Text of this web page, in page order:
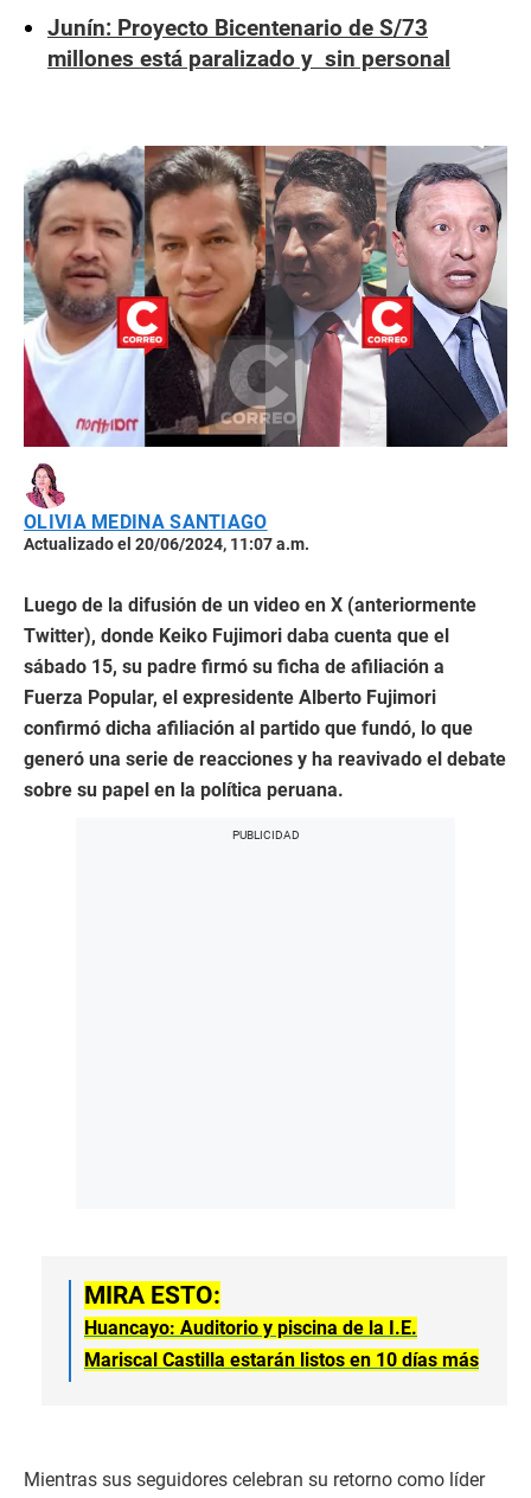
Junín: Proyecto Bicentenario de S/73
millones está paralizado y sin personal
OLIVIA MEDINA SANTIAGO
Actualizado el 20/06/2024, 11:07 a.m.
Luego de la difusión de un video en X (anteriormente
Twitter), donde Keiko Fujimori daba cuenta que el
sábado 15, su padre firmó su ficha de afiliación a
Fuerza Popular, el expresidente Alberto Fujimori
confirmó dicha afiliación al partido que fundó, lo que
generó una serie de reacciones y ha reavivado el debate
sobre su papel en la política peruana.
MIRA ESTO:
Huancayo: Auditorio y piscina de la I.E.
Mariscal Castilla estarán listos en 10 días más
Mientras sus seguidores celebran su retorno como líder